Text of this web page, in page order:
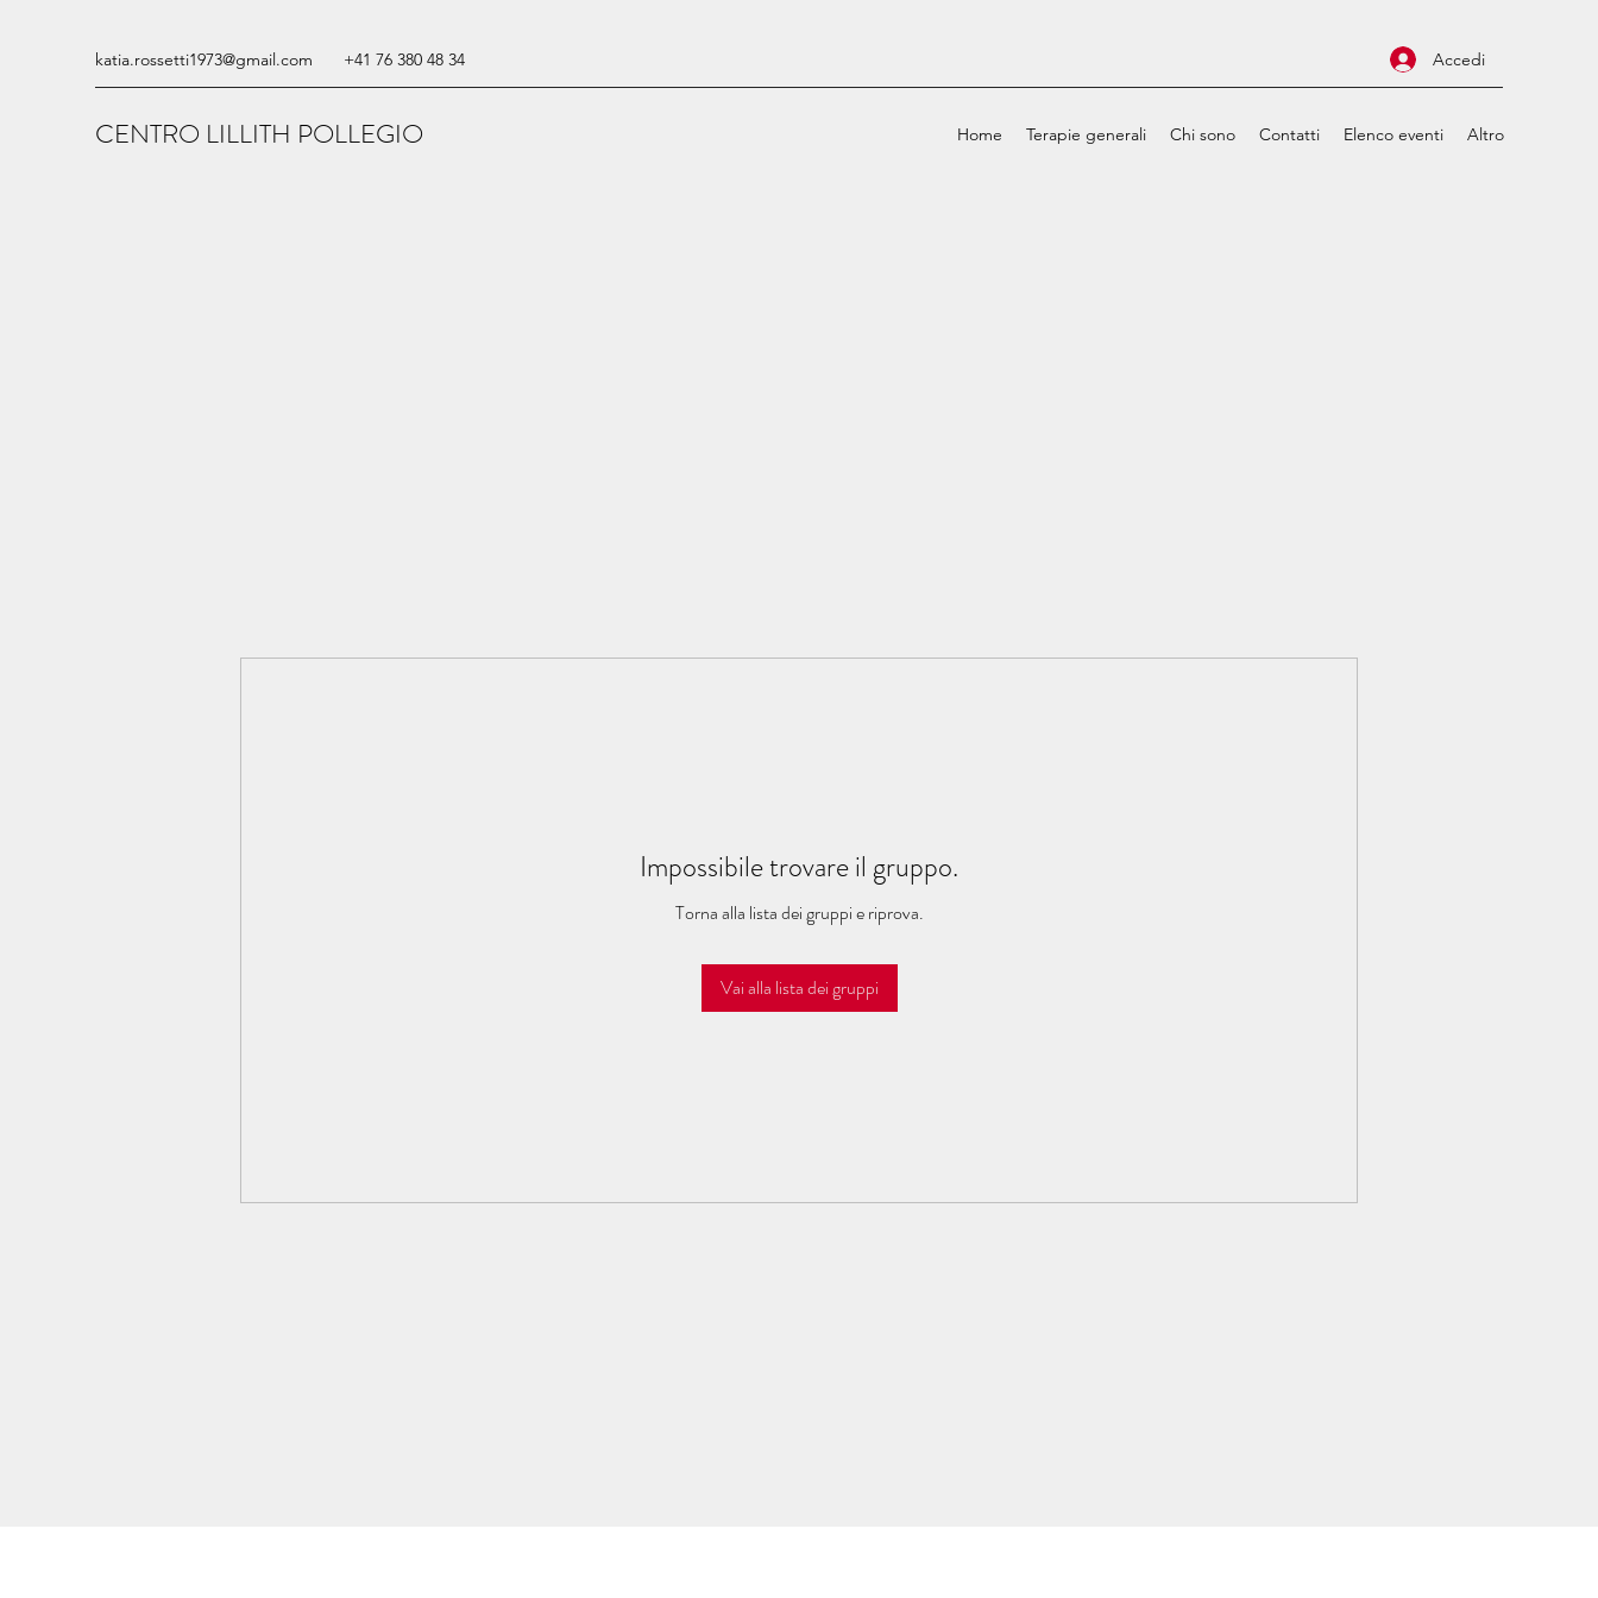
katia.rossetti1973@gmail.com +41 76 380 48 34 Accedi
CENTRO LILLITH POLLEGIO Home Terapie generali Chi sono Contatti Elenco eventi Altro
Impossibile trovare il gruppo.
Torna alla lista dei gruppi e riprova.
Vai alla lista dei gruppi